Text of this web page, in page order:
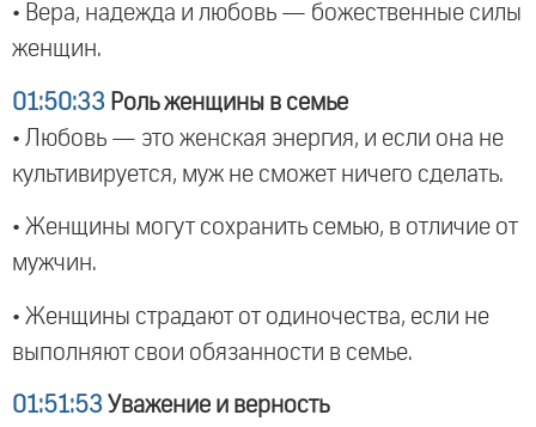
• Вера, надежда и любовь — божественные силы
женщин.
01:50:33 Роль женщины в семье
• Любовь — это женская энергия, и если она не
культивируется, муж не сможет ничего сделать.
• Женщины могут сохранить семью, в отличие от
мужчин.
• Женщины страдают от одиночества, если не
выполняют свои обязанности в семье.
01:51:53 Уважение и верность